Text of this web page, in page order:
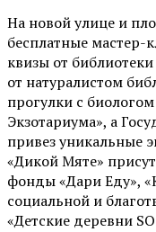
На новой улице и
бесплатные мастер-
квизы от
от натуралистом
прогулки с биологом
Экзотариума», а
привез уникальные
«Дикой Мяте»
фонды «Дари Еду»,
социальной и
«Детские деревни